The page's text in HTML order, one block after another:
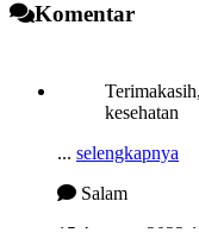
Komentar
kesehatan